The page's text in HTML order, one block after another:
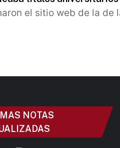
el sitio web de la de
NOTAS